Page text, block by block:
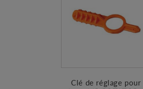
Clé de réglage pour